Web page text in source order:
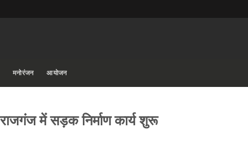
मनोरंजन आयोजन
में सड़क निर्माण कार्य शुरू